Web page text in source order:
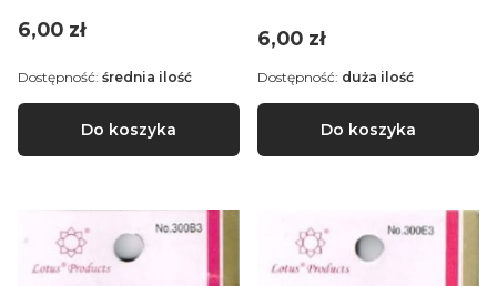
Cena
6,00 zł
Do koszyka
Dostępność: średnia ilość
Cena
6,00 zł
Do koszyka
Dostępność: duża ilość